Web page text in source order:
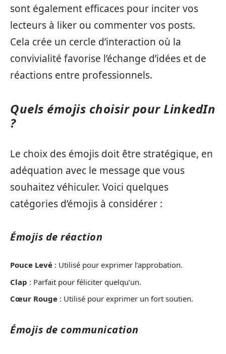
sont également efficaces pour inciter vos
lecteurs à liker ou commenter vos posts.
Cela crée un cercle d’interaction où la
convivialité favorise l’échange d’idées et de
réactions entre professionnels.
Quels émojis choisir pour LinkedIn
?
Le choix des émojis doit être stratégique, en
adéquation avec le message que vous
souhaitez véhiculer. Voici quelques
catégories d’émojis à considérer :
Émojis de réaction
Pouce Levé : Utilisé pour exprimer l’approbation.
Clap : Parfait pour féliciter quelqu’un.
Cœur Rouge : Utilisé pour exprimer un fort soutien.
Émojis de communication